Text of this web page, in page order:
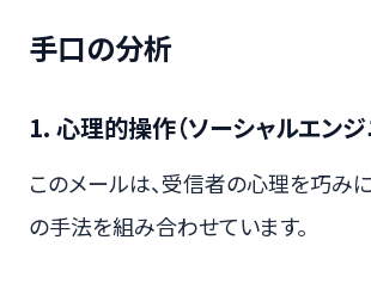
手口の分析
1. 心理的操作（ソーシャルエンジ
このメールは、受信者の心理を巧み
の手法を組み合わせています。